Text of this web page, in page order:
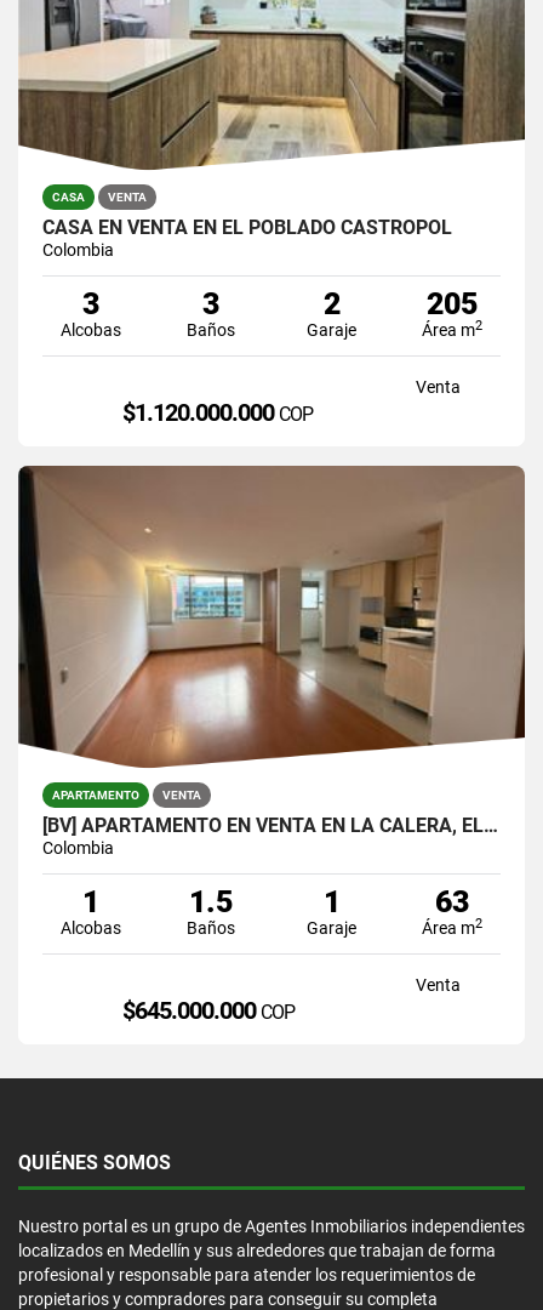
CASA VENTA
CASA EN VENTA EN EL POBLADO CASTROPOL
Colombia
3
Alcobas
3
Baños
2
Garaje
205
Área m2
Venta
$1.120.000.000 COP
APARTAMENTO VENTA
[BV] APARTAMENTO EN VENTA EN LA CALERA, EL POBLADO POR LA SUPERIOR
Colombia
1
Alcobas
1.5
Baños
1
Garaje
63
Área m2
Venta
$645.000.000 COP
QUIÉNES SOMOS
Nuestro portal es un grupo de Agentes Inmobiliarios independientes
localizados en Medellín y sus alrededores que trabajan de forma
profesional y responsable para atender los requerimientos de
propietarios y compradores para conseguir su completa